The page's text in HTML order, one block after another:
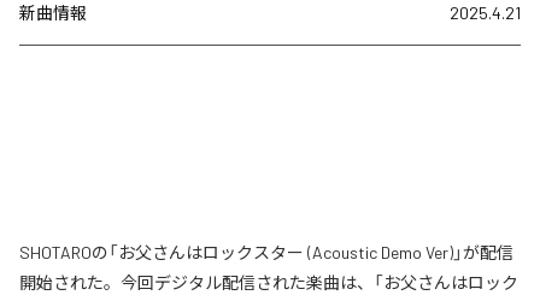
新曲情報 2025.4.21
SHOTAROの「お父さんはロックスター (Acoustic Demo Ver)」が配信
開始された。今回デジタル配信された楽曲は、「お父さんはロック